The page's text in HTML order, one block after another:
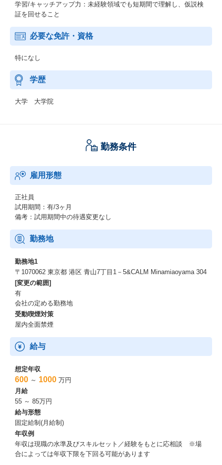
学習/キャッチアップ力：未経験領域でも短期間で理解し、仮説検
証を回せること
必要な免許・資格
特になし
学歴
大学 大学院
勤務条件
雇用形態
正社員
試用期間：有/3ヶ月
備考：試用期間中の待遇変更なし
勤務地
勤務地1
〒1070062 東京都 港区 青山7丁目1－5&CALM Minamiaoyama 304
[変更の範囲]
有
会社の定める勤務地
受動喫煙対策
屋内全面禁煙
給与
想定年収
600 ～ 1000 万円
月給
55 ～ 85万円
給与形態
固定給制(月給制)
年収例
年収は現職の水準及びスキルセット／経験をもとに応相談 ※場
合によっては年収下限を下回る可能があります